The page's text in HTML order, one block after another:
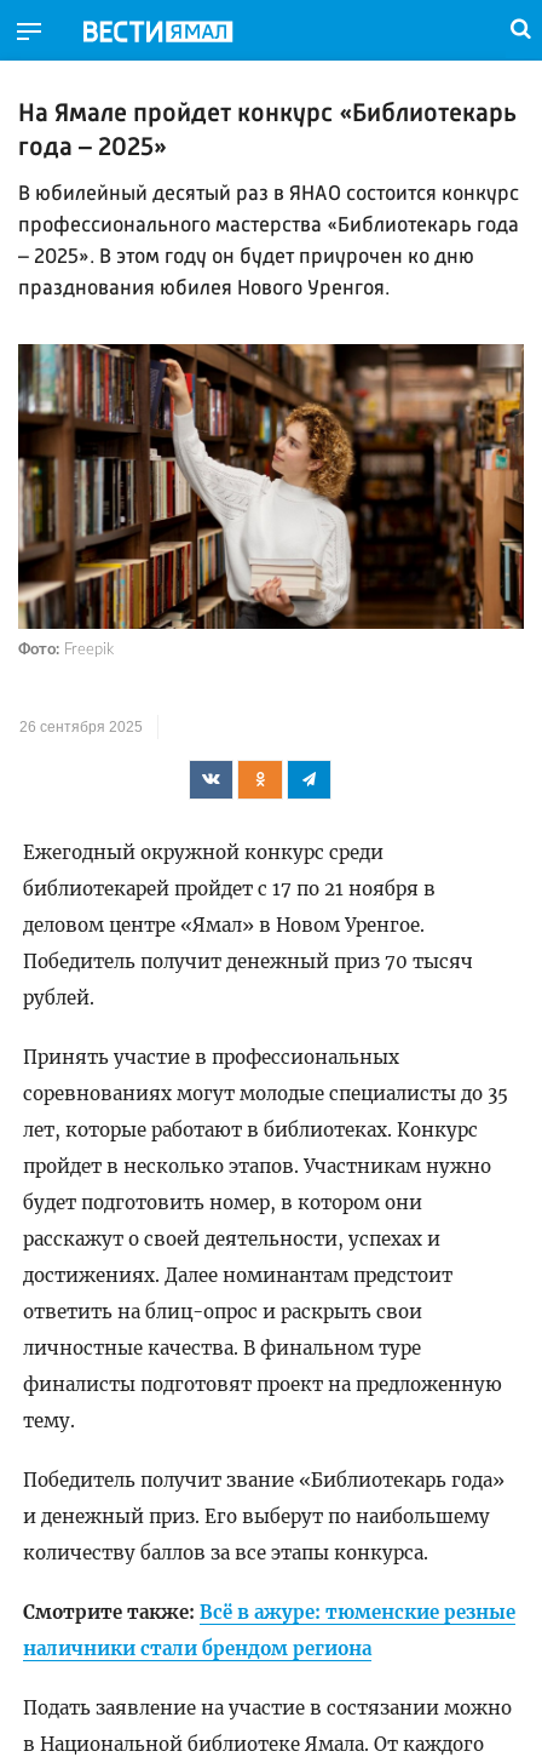
На Ямале пройдет конкурс «Библиотекарь
года – 2025»
В юбилейный десятый раз в ЯНАО состоится конкурс
профессионального мастерства «Библиотекарь года
– 2025». В этом году он будет приурочен ко дню
празднования юбилея Нового Уренгоя.
Фото: Freepik
26 сентября 2025
Ежегодный окружной конкурс среди
библиотекарей пройдет с 17 по 21 ноября в
деловом центре «Ямал» в Новом Уренгое.
Победитель получит денежный приз 70 тысяч
рублей.
Принять участие в профессиональных
соревнованиях могут молодые специалисты до 35
лет, которые работают в библиотеках. Конкурс
пройдет в несколько этапов. Участникам нужно
будет подготовить номер, в котором они
расскажут о своей деятельности, успехах и
достижениях. Далее номинантам предстоит
ответить на блиц-опрос и раскрыть свои
личностные качества. В финальном туре
финалисты подготовят проект на предложенную
тему.
Победитель получит звание «Библиотекарь года»
и денежный приз. Его выберут по наибольшему
количеству баллов за все этапы конкурса.
Смотрите также: Всё в ажуре: тюменские резные
наличники стали брендом региона
Подать заявление на участие в состязании можно
в Национальной библиотеке Ямала. От каждого